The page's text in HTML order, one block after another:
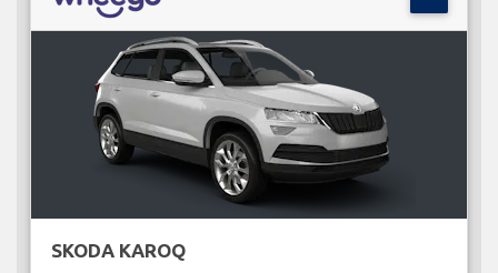
SKODA KAROQ